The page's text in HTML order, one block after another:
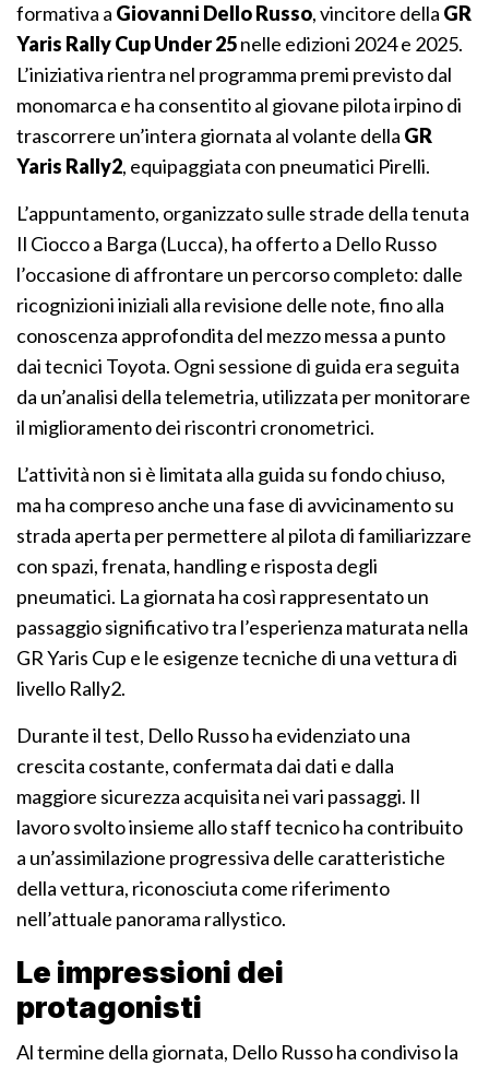
formativa a Giovanni Dello Russo, vincitore della GR
Yaris Rally Cup Under 25nelle edizioni 2024 e 2025.
L’iniziativa rientra nel programma premi previsto dal
monomarca e ha consentito al giovane pilota irpino di
trascorrere un’intera giornata al volante della GR
Yaris Rally2, equipaggiata con pneumatici Pirelli.
L’appuntamento, organizzato sulle strade della tenuta
Il Ciocco a Barga (Lucca), ha offerto a Dello Russo
l’occasione di affrontare un percorso completo: dalle
ricognizioni iniziali alla revisione delle note, fino alla
conoscenza approfondita del mezzo messa a punto
dai tecnici Toyota. Ogni sessione di guida era seguita
da un’analisi della telemetria, utilizzata per monitorare
il miglioramento dei riscontri cronometrici.
L’attività non si è limitata alla guida su fondo chiuso,
ma ha compreso anche una fase di avvicinamento su
strada aperta per permettere al pilota di familiarizzare
con spazi, frenata, handling e risposta degli
pneumatici. La giornata ha così rappresentato un
passaggio significativo tra l’esperienza maturata nella
GR Yaris Cup e le esigenze tecniche di una vettura di
livello Rally2.
Durante il test, Dello Russo ha evidenziato una
crescita costante, confermata dai dati e dalla
maggiore sicurezza acquisita nei vari passaggi. Il
lavoro svolto insieme allo staff tecnico ha contribuito
a un’assimilazione progressiva delle caratteristiche
della vettura, riconosciuta come riferimento
nell’attuale panorama rallystico.
Le impressioni dei
protagonisti
Al termine della giornata, Dello Russo ha condiviso la